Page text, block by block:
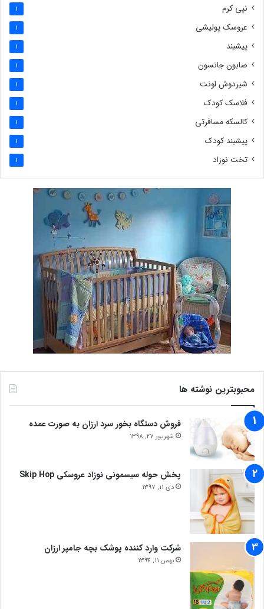
نپی کرم 1
عروسک پولیشی 1
پیشبند 1
صابون جانسون 1
شیردوش اونت 1
فلاسک کودک 1
کالسکه مسافرتی 1
پیشبند کودک 1
تخت نوزاد 1
محبوبترین نوشته ها
فروش دستگاه بخور سرد ارزان به صورت عمده
شهریور 27, 1398
پخش حوله سیسمونی نوزاد عروسکی Skip Hop
دی 11, 1397
شرکت وارد کننده پوشک بچه جامپر ارزان
بهمن 11, 1394